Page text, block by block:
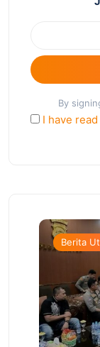
By
I have
Berita